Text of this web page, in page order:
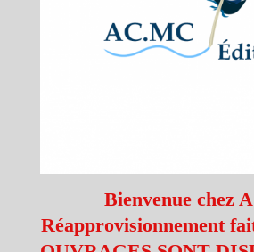
Bienvenue chez
Réapprovisionnement